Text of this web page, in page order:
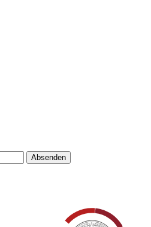
Absenden